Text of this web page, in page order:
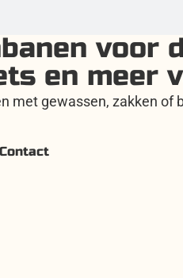
voor
en meer
met gewassen, zakken of
Contact